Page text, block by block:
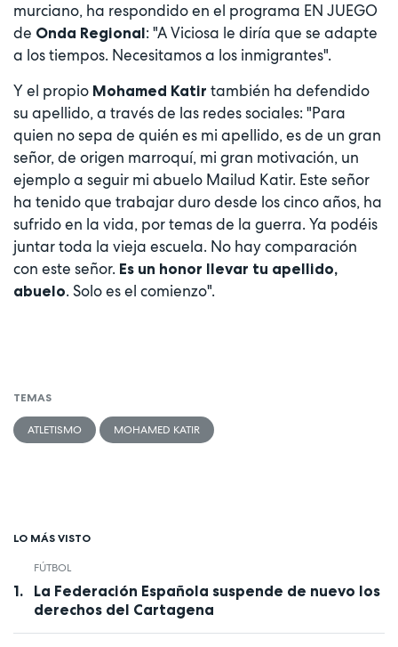
murciano, ha respondido en el programa EN JUEGO
de Onda Regional: "A Viciosa le diría que se adapte
a los tiempos. Necesitamos a los inmigrantes".
Y el propio Mohamed Katir también ha defendido
su apellido, a través de las redes sociales: "Para
quien no sepa de quién es mi apellido, es de un gran
señor, de origen marroquí, mi gran motivación, un
ejemplo a seguir mi abuelo Mailud Katir. Este señor
ha tenido que trabajar duro desde los cinco años, ha
sufrido en la vida, por temas de la guerra. Ya podéis
juntar toda la vieja escuela. No hay comparación
con este señor. Es un honor llevar tu apellido,
abuelo. Solo es el comienzo".
TEMAS
ATLETISMO MOHAMED KATIR
LO MÁS VISTO
FÚTBOL
La Federación Española suspende de nuevo los
derechos del Cartagena